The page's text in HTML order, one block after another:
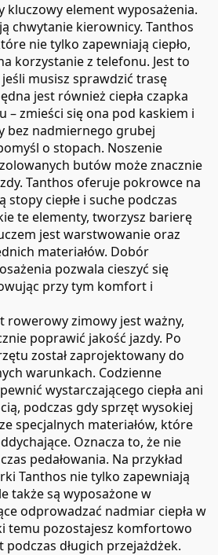
kluczowy element wyposażenia.
chwytanie kierownicy. Tanthos
nie tylko zapewniają ciepło,
korzystanie z telefonu. Jest to
musisz sprawdzić trasę
jest również ciepła czapka
– zmieści się ona pod kaskiem i
bez nadmiernego grubej
o stopach. Noszenie
butów może znacznie
Tanthos oferuje pokrowce na
ciepłe i suche podczas
te elementy, tworzysz barierę
jest warstwowanie oraz
materiałów. Dobór
pozwala cieszyć się
przy tym komfort i
rowerowy zimowy jest ważny,
poprawić jakość jazdy. Po
został zaprojektowany do
warunkach. Codzienne
wystarczającego ciepła ani
podczas gdy sprzęt wysokiej
specjalnych materiałów, które
Oznacza to, że nie
pedałowania. Na przykład
Tanthos nie tylko zapewniają
także są wyposażone w
odprowadzać nadmiar ciepła w
temu pozostajesz komfortowo
długich przejażdżek.